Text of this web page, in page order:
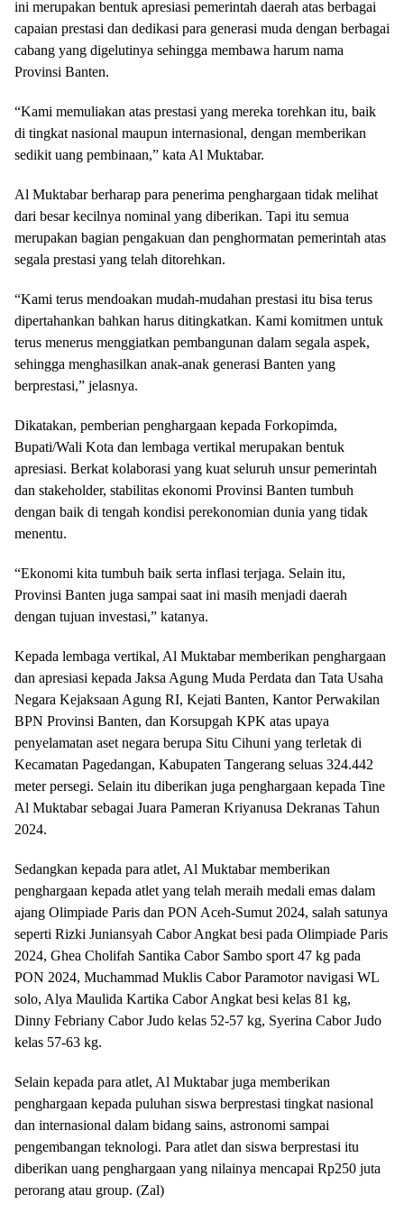
ini merupakan bentuk apresiasi pemerintah daerah atas berbagai
capaian prestasi dan dedikasi para generasi muda dengan berbagai
cabang yang digelutinya sehingga membawa harum nama
Provinsi Banten.
“Kami memuliakan atas prestasi yang mereka torehkan itu, baik
di tingkat nasional maupun internasional, dengan memberikan
sedikit uang pembinaan,” kata Al Muktabar.
Al Muktabar berharap para penerima penghargaan tidak melihat
dari besar kecilnya nominal yang diberikan. Tapi itu semua
merupakan bagian pengakuan dan penghormatan pemerintah atas
segala prestasi yang telah ditorehkan.
“Kami terus mendoakan mudah-mudahan prestasi itu bisa terus
dipertahankan bahkan harus ditingkatkan. Kami komitmen untuk
terus menerus menggiatkan pembangunan dalam segala aspek,
sehingga menghasilkan anak-anak generasi Banten yang
berprestasi,” jelasnya.
Dikatakan, pemberian penghargaan kepada Forkopimda,
Bupati/Wali Kota dan lembaga vertikal merupakan bentuk
apresiasi. Berkat kolaborasi yang kuat seluruh unsur pemerintah
dan stakeholder, stabilitas ekonomi Provinsi Banten tumbuh
dengan baik di tengah kondisi perekonomian dunia yang tidak
menentu.
“Ekonomi kita tumbuh baik serta inflasi terjaga. Selain itu,
Provinsi Banten juga sampai saat ini masih menjadi daerah
dengan tujuan investasi,” katanya.
Kepada lembaga vertikal, Al Muktabar memberikan penghargaan
dan apresiasi kepada Jaksa Agung Muda Perdata dan Tata Usaha
Negara Kejaksaan Agung RI, Kejati Banten, Kantor Perwakilan
BPN Provinsi Banten, dan Korsupgah KPK atas upaya
penyelamatan aset negara berupa Situ Cihuni yang terletak di
Kecamatan Pagedangan, Kabupaten Tangerang seluas 324.442
meter persegi. Selain itu diberikan juga penghargaan kepada Tine
Al Muktabar sebagai Juara Pameran Kriyanusa Dekranas Tahun
2024.
Sedangkan kepada para atlet, Al Muktabar memberikan
penghargaan kepada atlet yang telah meraih medali emas dalam
ajang Olimpiade Paris dan PON Aceh-Sumut 2024, salah satunya
seperti Rizki Juniansyah Cabor Angkat besi pada Olimpiade Paris
2024, Ghea Cholifah Santika Cabor Sambo sport 47 kg pada
PON 2024, Muchammad Muklis Cabor Paramotor navigasi WL
solo, Alya Maulida Kartika Cabor Angkat besi kelas 81 kg,
Dinny Febriany Cabor Judo kelas 52-57 kg, Syerina Cabor Judo
kelas 57-63 kg.
Selain kepada para atlet, Al Muktabar juga memberikan
penghargaan kepada puluhan siswa berprestasi tingkat nasional
dan internasional dalam bidang sains, astronomi sampai
pengembangan teknologi. Para atlet dan siswa berprestasi itu
diberikan uang penghargaan yang nilainya mencapai Rp250 juta
perorang atau group. (Zal)